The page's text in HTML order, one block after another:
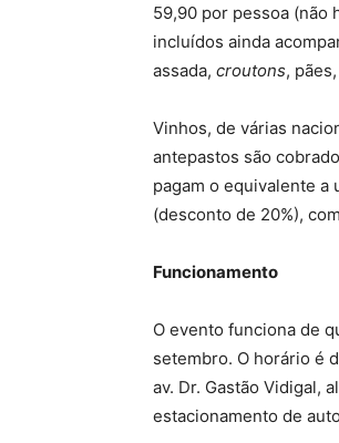
59,90 por pessoa (não
incluídos ainda
assada, croutons,
Vinhos, de várias
antepastos são
pagam o equivalente a
(desconto de 20%),
Funcionamento
O evento funciona de
setembro. O horário é
av. Dr. Gastão Vidigal,
estacionamento de